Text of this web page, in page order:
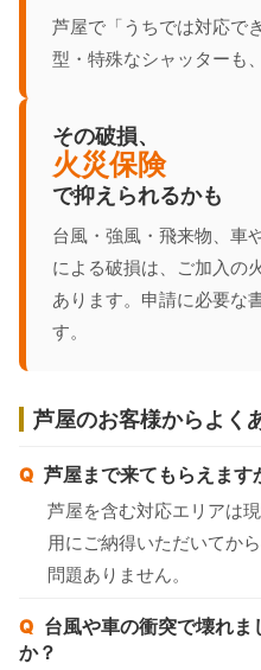
芦屋で「うちでは対応で
型・特殊なシャッターも
その破損、
火災保険
で抑えられるかも
台風・強風・飛来物、車
による破損は、ご加入の
あります。申請に必要な
す。
芦屋のお客様からよく
芦屋まで来てもらえます
芦屋を含む対応エリアは
用にご納得いただいてか
問題ありません。
台風や車の衝突で壊れ
か？